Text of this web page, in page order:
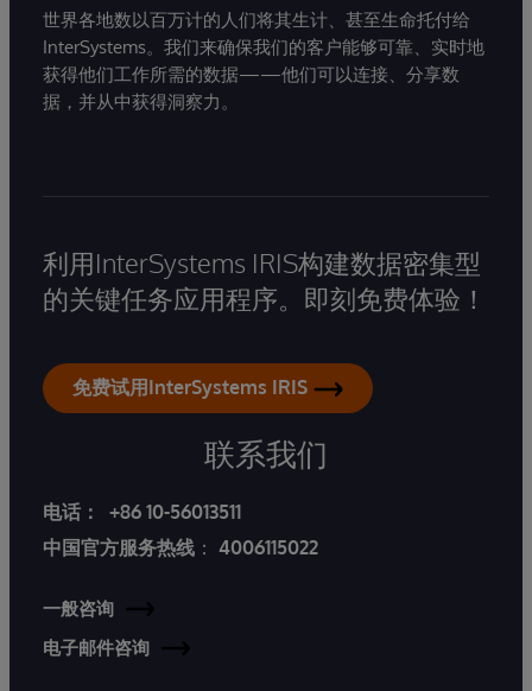
世界各地数以百万计的人们将其生计、甚至生命托付给
InterSystems。我们来确保我们的客户能够可靠、实时地
获得他们工作所需的数据——他们可以连接、分享数
据，并从中获得洞察力。
利用InterSystems IRIS构建数据密集型
的关键任务应用程序。即刻免费体验！
免费试用InterSystems IRIS
联系我们
电话：
+86 10-56013511
中国官方服务热线 ： 4006115022
一般咨询
电子邮件咨询